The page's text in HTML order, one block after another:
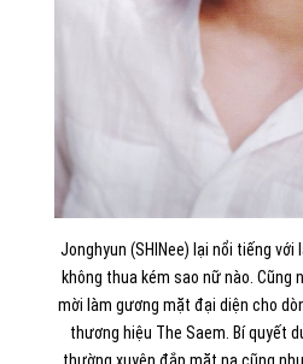
Jonghyun (SHINee) lại nổi tiếng với
không thua kém sao nữ nào. Cũng
mời làm gương mặt đại diện cho
thương hiệu The Saem. Bí quyết